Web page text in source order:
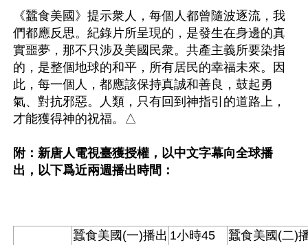
《蠶食美國》提示衆人，每個人都曾隨波逐流，我
們都應反思。紀錄片所呈現的，是發生在身邊的真
實噩夢，那不只涉及美國民衆。共產主義所要染指
的，是整個地球的和平，所有居民的幸福未來。因
此，每一個人，都應該保持真誠和善良，鼓起勇
氣、對抗邪惡。人類，只有回到神指引的道路上，
才能獲得神的祝福。△
附：新唐人電視臺獲授權，以中文字幕向全球播
出，以下爲近兩週播出時間：
蠶食美國(一)播出 1小時45
蠶食美國(二)